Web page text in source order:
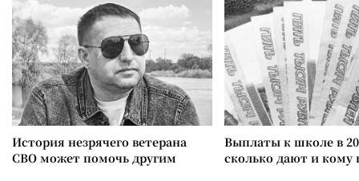
История незрячего ветерана
СВО может помочь другим
Выплаты к школе в
сколько дают и